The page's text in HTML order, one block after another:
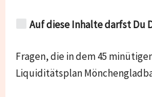
Auf diese Inhalte darfst Du
Fragen, die in dem 45
Liquiditätsplan